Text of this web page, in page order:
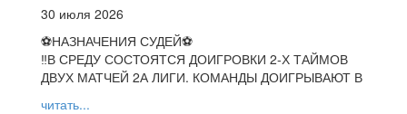
30 июля 2026
⚽НАЗНАЧЕНИЯ СУДЕЙ⚽
‼В СРЕДУ СОСТОЯТСЯ ДОИГРОВКИ 2-Х ТАЙМОВ
ДВУХ МАТЧЕЙ 2А ЛИГИ. КОМАНДЫ ДОИГРЫВАЮТ В
читать...